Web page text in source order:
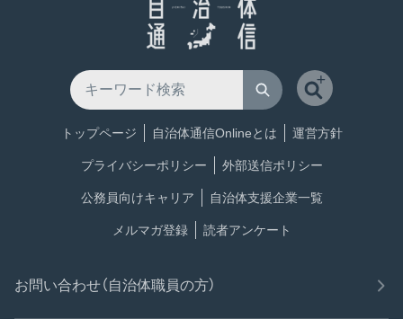
トップページ 自治体通信Onlineとは 運営方針
プライバシーポリシー 外部送信ポリシー
公務員向けキャリア 自治体支援企業一覧
メルマガ登録 読者アンケート
お問い合わせ（自治体職員の方）